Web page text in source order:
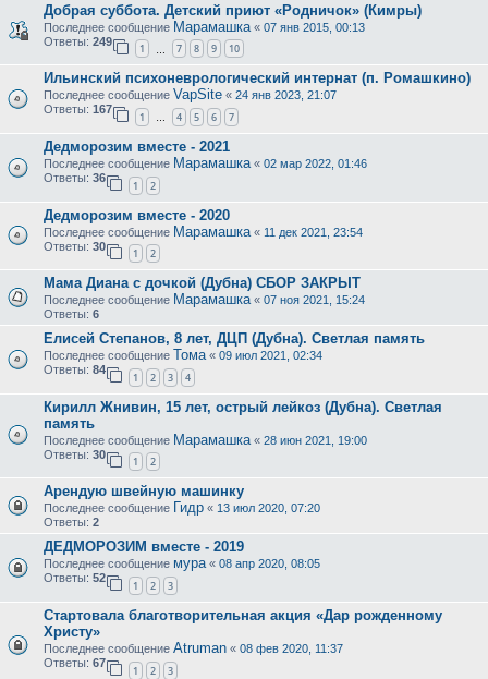
Добрая суббота. Детский приют «Родничок» (Кимры)
Последнее сообщение Марамашка « 07 янв 2015, 00:13
Ответы: 249
1 7 8 9 10
Ильинский психоневрологический интернат (п. Ромашкино)
Последнее сообщение VapSite « 24 янв 2023, 21:07
Ответы: 167
1 … 4 5 6 7
Дедморозим вместе - 2021
Последнее сообщение Марамашка « 02 мар 2022, 01:46
Ответы: 36
1 2
Дедморозим вместе - 2020
Последнее сообщение Марамашка « 11 дек 2021, 23:54
Ответы: 30
1 2
Мама Диана с дочкой (Дубна) СБОР ЗАКРЫТ
Последнее сообщение Марамашка « 07 ноя 2021, 15:24
Ответы: 6
Елисей Степанов, 8 лет, ДЦП (Дубна). Светлая память
Последнее сообщение Тома « 09 июл 2021, 02:34
Ответы: 84
1 2 3 4
Кирилл Жнивин, 15 лет, острый лейкоз (Дубна). Светлая
память
Последнее сообщение Марамашка « 28 июн 2021, 19:00
Ответы: 30
1 2
Арендую швейную машинку
Последнее сообщение Гидр « 13 июл 2020, 07:20
Ответы: 2
ДЕДМОРОЗИМ вместе - 2019
Последнее сообщение мура« 08 апр 2020, 08:05
Ответы: 52
1 2 3
Стартовала благотворительная акция «Дар рожденному
Христу»
Последнее сообщение Atruman « 08 фев 2020, 11:37
Ответы: 67
1 2 3